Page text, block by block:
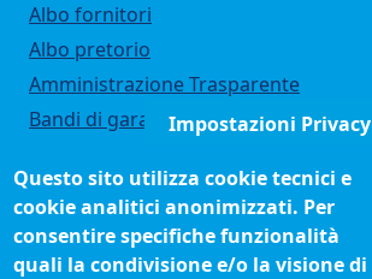
Albo fornitori
Albo pretorio
Amministrazione Trasparente
Bandi di gara
Concorsi e selezioni
Organigramma
Procedimenti (come fare per)
Impostazioni Privacy
Questo sito utilizza cookie tecnici e
cookie analitici anonimizzati. Per
consentire specifiche funzionalità
quali la condivisione e/o la visione di